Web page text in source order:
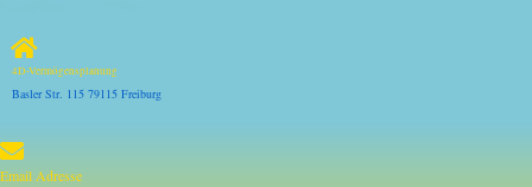
4D-Vermögensplanung
Basler Str. 115 79115 Freiburg
Email Adresse